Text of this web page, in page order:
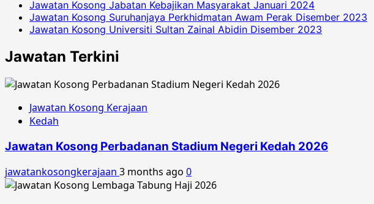
Jawatan Kosong Jabatan Kebajikan Masyarakat Januari 2024
Jawatan Kosong Suruhanjaya Perkhidmatan Awam Perak Disember 2023
Jawatan Kosong Universiti Sultan Zainal Abidin Disember 2023
Jawatan Terkini
Jawatan Kosong Kerajaan
Kedah
Jawatan Kosong Perbadanan Stadium Negeri Kedah 2026
jawatankosongkerajaan 3 months ago 0